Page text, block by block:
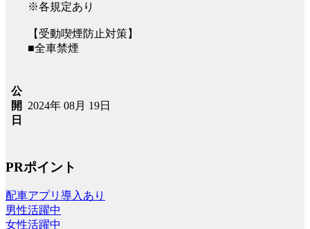
※各規定あり
【受動喫煙防止対策】
■全車禁煙
公
開
日
2024年 08月 19日
PRポイント
配車アプリ導入あり
男性活躍中
女性活躍中